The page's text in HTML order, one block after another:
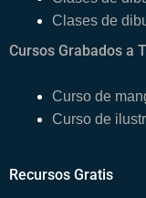
Clases de
Cursos Grabados a
Curso de
Curso de
Recursos Gratis